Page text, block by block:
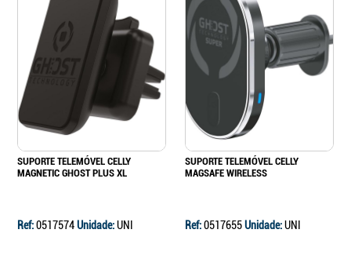
SUPORTE TELEMÓVEL CELLY
MAGNETIC GHOST PLUS XL
Ref:0517574Unidade:UNI
SUPORTE TELEMÓVEL CELLY
MAGSAFE WIRELESS
Ref:0517655Unidade:UNI